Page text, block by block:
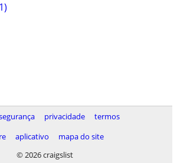
privacidade
termos
aplicativo
mapa do site
© 2026 craigslist